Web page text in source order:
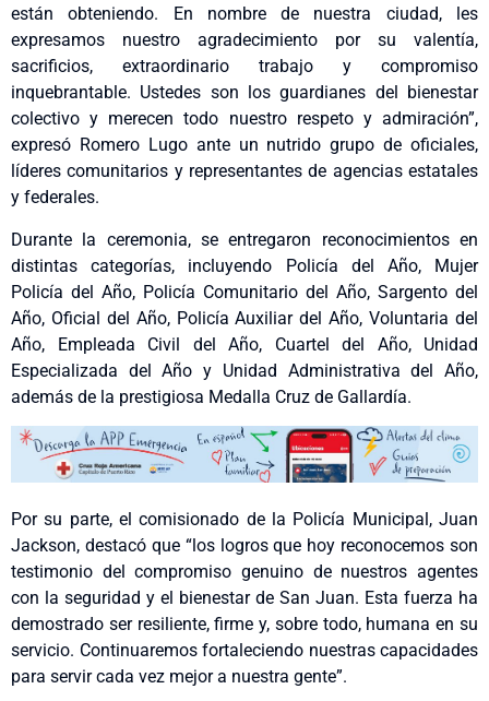
están obteniendo. En nombre de nuestra ciudad, les
expresamos nuestro agradecimiento por su valentía,
sacrificios, extraordinario trabajo y compromiso
inquebrantable. Ustedes son los guardianes del bienestar
colectivo y merecen todo nuestro respeto y admiración”,
expresó Romero Lugo ante un nutrido grupo de oficiales,
líderes comunitarios y representantes de agencias estatales
y federales.
Durante la ceremonia, se entregaron reconocimientos en
distintas categorías, incluyendo Policía del Año, Mujer
Policía del Año, Policía Comunitario del Año, Sargento del
Año, Oficial del Año, Policía Auxiliar del Año, Voluntaria del
Año, Empleada Civil del Año, Cuartel del Año, Unidad
Especializada del Año y Unidad Administrativa del Año,
además de la prestigiosa Medalla Cruz de Gallardía.
Por su parte, el comisionado de la Policía Municipal, Juan
Jackson, destacó que “los logros que hoy reconocemos son
testimonio del compromiso genuino de nuestros agentes
con la seguridad y el bienestar de San Juan. Esta fuerza ha
demostrado ser resiliente, firme y, sobre todo, humana en su
servicio. Continuaremos fortaleciendo nuestras capacidades
para servir cada vez mejor a nuestra gente”.